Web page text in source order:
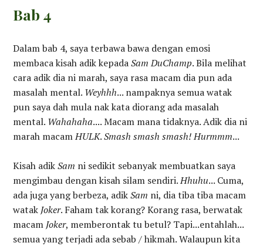
Bab 4
Dalam bab 4, saya terbawa bawa dengan emosi
membaca kisah adik kepadaSam DuChamp. Bila melihat
cara adik dia ni marah, saya rasa macam dia pun ada
masalah mental. Weyhhh... nampaknya semua watak
pun saya dah mula nak kata diorang ada masalah
mental. Wahahaha.... Macam mana tidaknya. Adik dia ni
marah macamHULK.Smash smash smash! Hurmmm...
Kisah adikSam ni sedikit sebanyak membuatkan saya
mengimbau dengan kisah silam sendiri.Hhuhu... Cuma,
ada juga yang berbeza, adikSam ni, dia tiba tiba macam
watak Joker. Faham tak korang? Korang rasa, berwatak
macam Joker, memberontak tu betul? Tapi...entahlah...
semua yang terjadi ada sebab / hikmah. Walaupun kita